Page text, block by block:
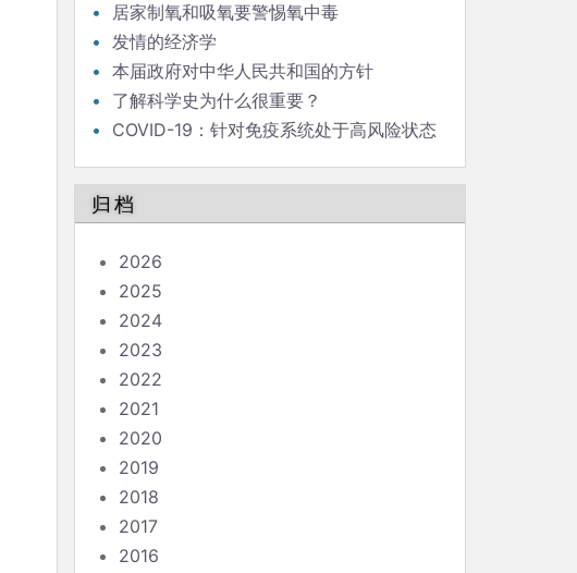
居家制氧和吸氧要警惕氧中毒
发情的经济学
本届政府对中华人民共和国的方针
了解科学史为什么很重要？
COVID-19：针对免疫系统处于高风险状态
归档
2026
2025
2024
2023
2022
2021
2020
2019
2018
2017
2016